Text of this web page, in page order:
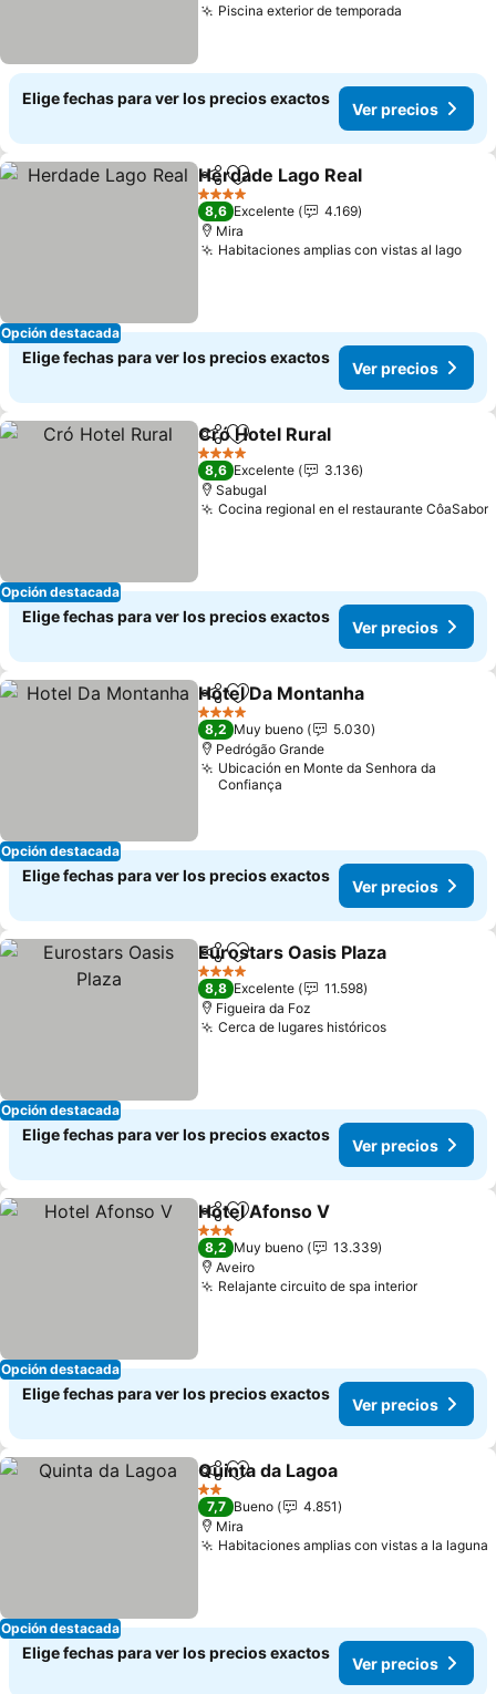
Piscina exterior de temporada
Elige fechas para ver los precios exactos
Ver precios
Opción destacada
CompartirAgregar a favoritos
Herdade Lago Real
4 Estrellas
8,6 Excelente
4.169
Mira
Habitaciones amplias con vistas al lago
Elige fechas para ver los precios exactos
Ver precios
Opción destacada
CompartirAgregar a favoritos
Cró Hotel Rural
4 Estrellas
8,6 Excelente
3.136
Sabugal
Cocina regional en el restaurante CôaSabor
Elige fechas para ver los precios exactos
Ver precios
Opción destacada
CompartirAgregar a favoritos
Hotel Da Montanha
4 Estrellas
8,2 Muy bueno
5.030
Pedrógão Grande
Ubicación en Monte da Senhora da
Confiança
Elige fechas para ver los precios exactos
Ver precios
Opción destacada
CompartirAgregar a favoritos
Eurostars Oasis Plaza
4 Estrellas
8,8 Excelente
11.598
Figueira da Foz
Cerca de lugares históricos
Elige fechas para ver los precios exactos
Ver precios
Opción destacada
CompartirAgregar a favoritos
Hotel Afonso V
3 Estrellas
8,2 Muy bueno
13.339
Aveiro
Relajante circuito de spa interior
Elige fechas para ver los precios exactos
Ver precios
Opción destacada
CompartirAgregar a favoritos
Quinta da Lagoa
2 Estrellas
7,7 Bueno
4.851
Mira
Habitaciones amplias con vistas a la laguna
Elige fechas para ver los precios exactos
Ver precios